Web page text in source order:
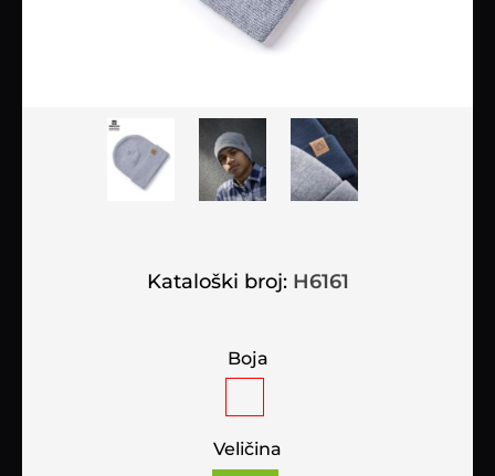
Kataloški broj: H6161
Boja
Veličina